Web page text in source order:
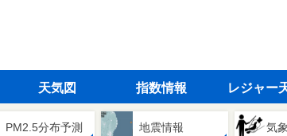
天気図 指数情報 レジャー
PM2.5分布予測 地震情報 気